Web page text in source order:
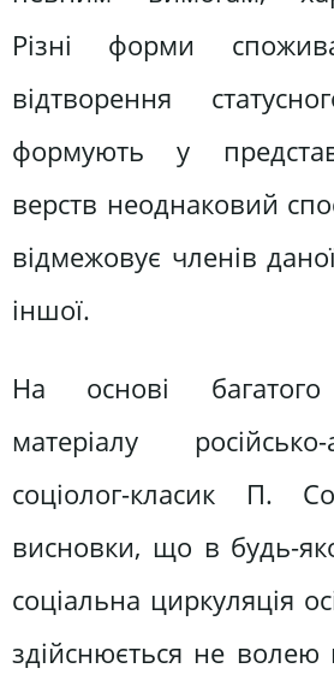
Різні форми
відтворення
формують у
верств неоднаковий
відмежовує членів
іншої.
На основі багатого
матеріалу російсько-
соціолог-класик П.
висновки, що в будь-
соціальна циркуляція
здійснюється не